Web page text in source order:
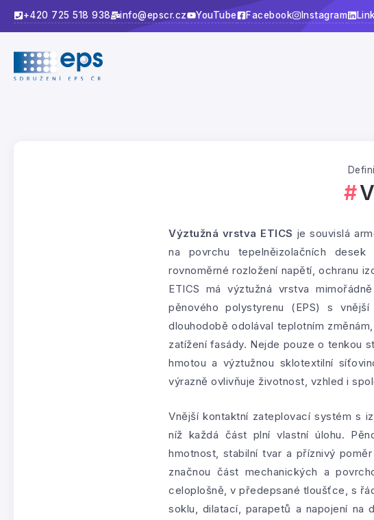
+420 725 518 938 info@epscr.cz YouTube Facebook Instagram
Výztužná vrstva ETICS je souvislá
na povrchu tepelněizolačních
rovnoměrné rozložení napětí, ochranu
ETICS má výztužná vrstva
pěnového polystyrenu (EPS) s
dlouhodobě odolával teplotním
zatížení fasády. Nejde pouze o tenkou
hmotou a výztužnou sklotextilní
výrazně ovlivňuje životnost, vzhled i
Vnější kontaktní zateplovací systém s
níž každá část plní vlastní úlohu.
hmotnost, stabilní tvar a příznivý
značnou část mechanických a
celoplošně, v předepsané tloušťce, s
soklu, dilatací, parapetů a napojení na